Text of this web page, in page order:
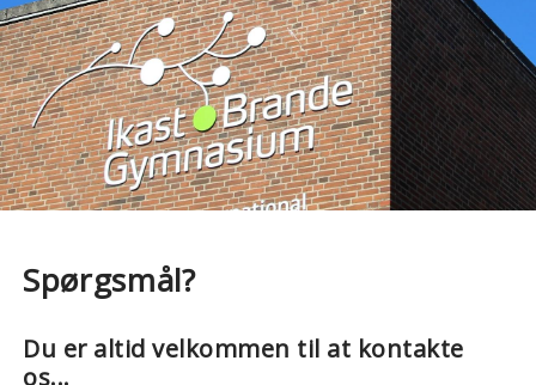
Spørgsmål?
Du er altid velkommen til at kontakte
os...